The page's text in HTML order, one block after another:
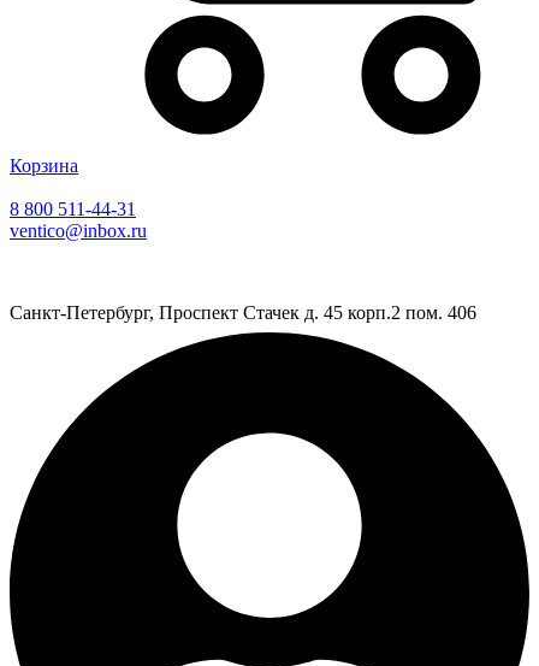
Корзина
8 800 511-44-31
ventico@inbox.ru
Санкт-Петербург, Проспект Стачек д. 45 корп.2 пом. 406